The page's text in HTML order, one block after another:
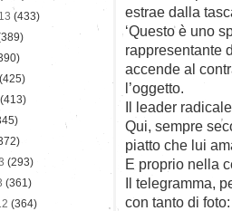
estrae dalla
‘Questo è uno
rappresentante
accende al
l’oggetto.
Il leader
Qui, sempre
piatto che lui
E proprio nella
Il telegramma,
con tanto di
(433)
(425)
(413)
(293)
(361)
(364)